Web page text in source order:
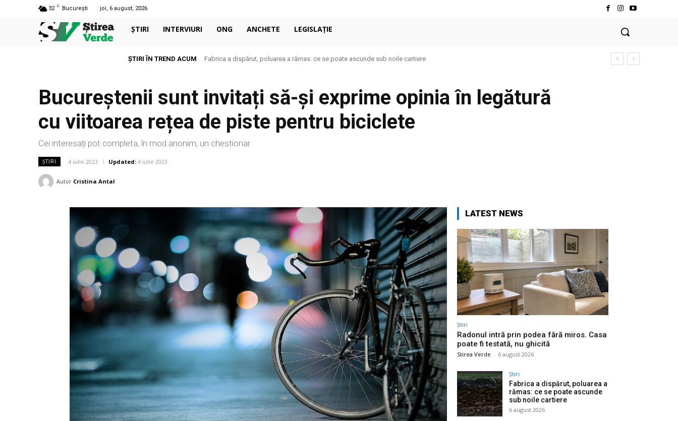
32 C București joi, 6 august, 2026
ȘTIRI INTERVIURI ONG ANCHETE LEGISLAȚIE
ȘTIRI ÎN TREND ACUMFabrica a dispărut, poluarea a rămas: ce se poate ascunde sub noile cartiere
Mina s-a închis, apa acidă continuă să curgă: moștenirea toxică din Maramureș
Bucureștenii sunt invitați să-și exprime opinia în legătură
cu viitoarea rețea de piste pentru biciclete
Cei interesați pot completa, în mod anonim, un chestionar
ȘTIRI 4 iulie 2023 Updated: 4 iulie 2023
Autor Cristina Antal
LATEST NEWS
Știri
Radonul intră prin podea fără miros. Casa
poate fi testată, nu ghicită
Stirea Verde - 6 august 2026
Știri
Fabrica a dispărut, poluarea a
rămas: ce se poate ascunde
sub noile cartiere
6 august 2026